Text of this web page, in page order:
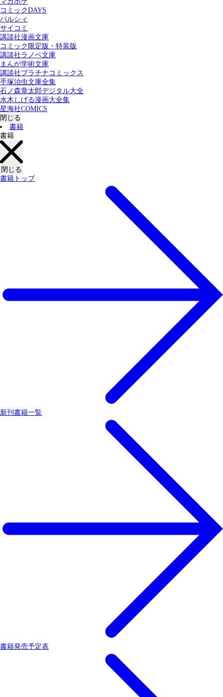
コミックDAYS
パルシィ
サイコミ
講談社漫画文庫
コミック限定版・特装版
講談社ラノベ文庫
まんが学術文庫
講談社プラチナコミックス
手塚治虫文庫全集
石ノ森章太郎デジタル大全
水木しげる漫画大全集
星海社COMICS
閉じる
書籍
書籍
閉じる
書籍トップ
新刊書籍一覧
書籍発売予定表
カテゴリー：
すべての記事